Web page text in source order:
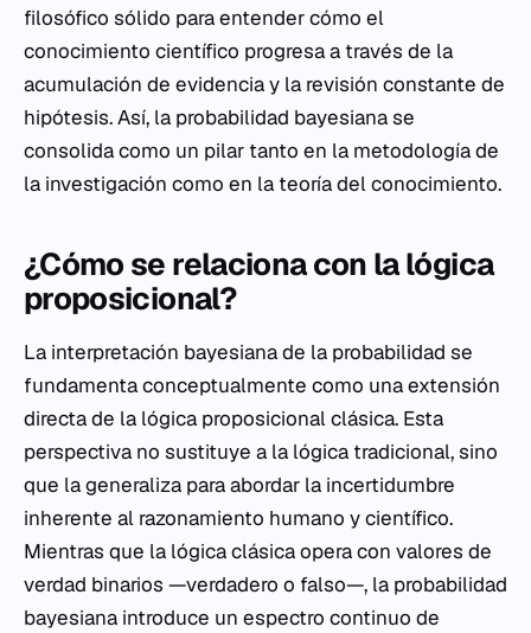
filosófico sólido para entender cómo el
conocimiento científico progresa a través de la
acumulación de evidencia y la revisión constante de
hipótesis. Así, la probabilidad bayesiana se
consolida como un pilar tanto en la metodología de
la investigación como en la teoría del conocimiento.
¿Cómo se relaciona con la lógica
proposicional?
La interpretación bayesiana de la probabilidad se
fundamenta conceptualmente como una extensión
directa de la lógica proposicional clásica. Esta
perspectiva no sustituye a la lógica tradicional, sino
que la generaliza para abordar la incertidumbre
inherente al razonamiento humano y científico.
Mientras que la lógica clásica opera con valores de
verdad binarios —verdadero o falso—, la probabilidad
bayesiana introduce un espectro continuo de